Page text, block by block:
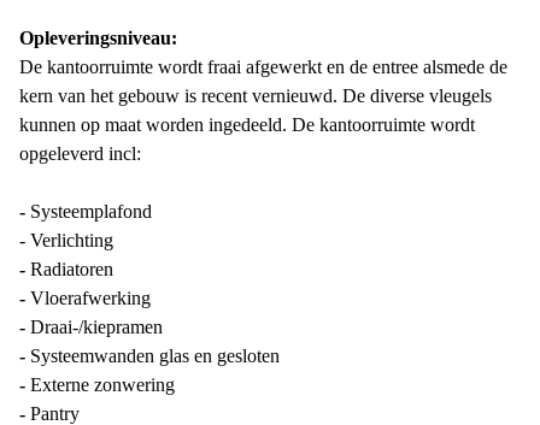
Opleveringsniveau:
De kantoorruimte wordt fraai afgewerkt en de entree alsmede de
kern van het gebouw is recent vernieuwd. De diverse vleugels
kunnen op maat worden ingedeeld. De kantoorruimte wordt
opgeleverd incl:
- Systeemplafond
- Verlichting
- Radiatoren
- Vloerafwerking
- Draai-/kiepramen
- Systeemwanden glas en gesloten
- Externe zonwering
- Pantry